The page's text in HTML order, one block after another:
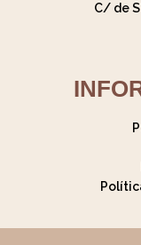
C/ de